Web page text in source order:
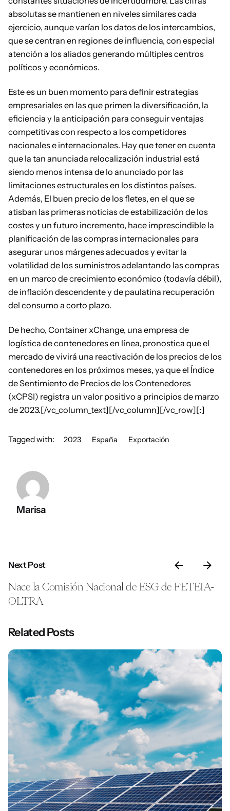
absolutas se mantienen en niveles similares cada
ejercicio, aunque varían los datos de los intercambios,
que se centran en regiones de influencia, con especial
atención a los aliados generando múltiples centros
políticos y económicos.
Este es un buen momento para definir estrategias
empresariales en las que primen la diversificación, la
eficiencia y la anticipación para conseguir ventajas
competitivas con respecto a los competidores
nacionales e internacionales. Hay que tener en cuenta
que la tan anunciada relocalización industrial está
siendo menos intensa de lo anunciado por las
limitaciones estructurales en los distintos países.
Además, El buen precio de los fletes, en el que se
atisban las primeras noticias de estabilización de los
costes y un futuro incremento, hace imprescindible la
planificación de las compras internacionales para
asegurar unos márgenes adecuados y evitar la
volatilidad de los suministros adelantando las compras
en un marco de crecimiento económico (todavía débil),
de inflación descendente y de paulatina recuperación
del consumo a corto plazo.
De hecho, Container xChange, una empresa de
logística de contenedores en línea, pronostica que el
mercado de vivirá una reactivación de los precios de los
contenedores en los próximos meses, ya que el Índice
de Sentimiento de Precios de los Contenedores
(xCPSI) registra un valor positivo a principios de marzo
de 2023.[/vc_column_text][/vc_column][/vc_row][:]
Tagged with: 2023 España Exportación
Marisa
Next Post
Nace la Comisión Nacional de ESG de FETEIA-
OLTRA
Related Posts